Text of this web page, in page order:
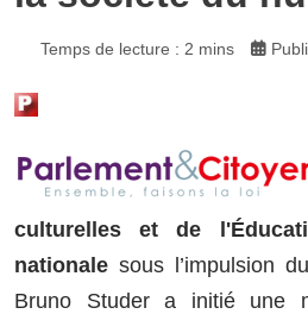
Temps de lecture : 2 mins
culturelles et de
nationale sous l’impulsion
Bruno Studer a initié une